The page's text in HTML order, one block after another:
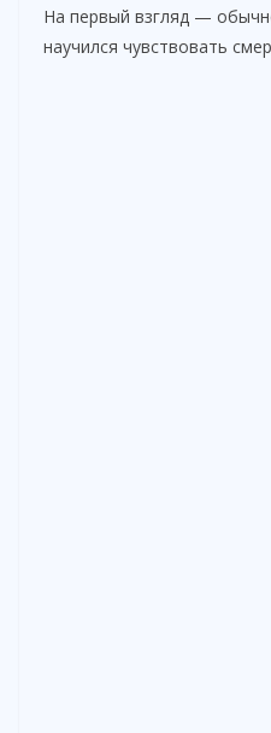
На первый взгляд —
научился чувствовать